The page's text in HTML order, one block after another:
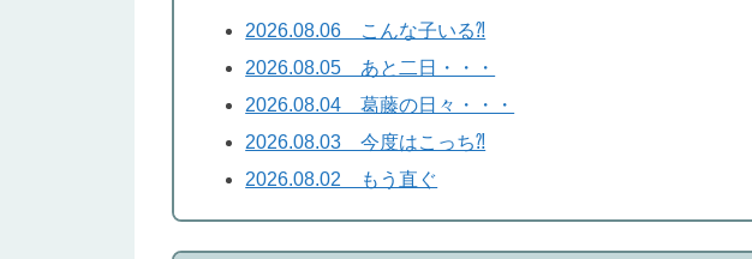
2026.08.06 こんな子いる⁈
2026.08.05 あと二日・・・
2026.08.04 葛藤の日々・・・
2026.08.03 今度はこっち⁈
2026.08.02 もう直ぐ